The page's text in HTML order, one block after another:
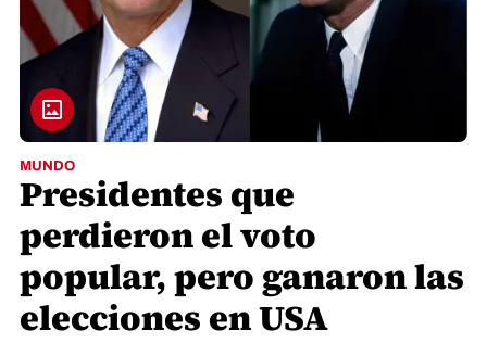
MUNDO
Presidentes que
perdieron el voto
popular, pero ganaron las
elecciones en USA